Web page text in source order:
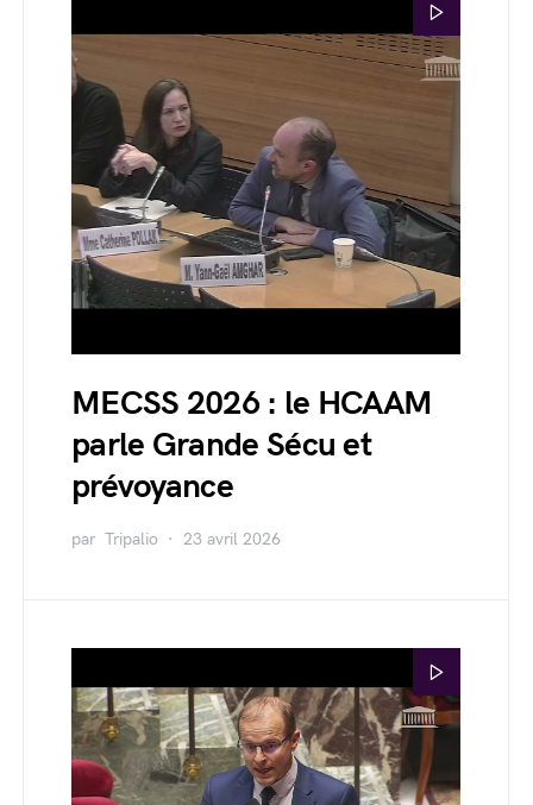
MECSS 2026 : le HCAAM
parle Grande Sécu et
prévoyance
par Tripalio 23 avril 2026